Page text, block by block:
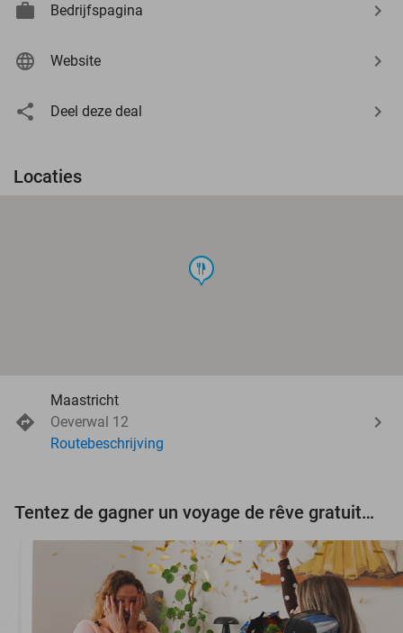
Bedrijfspagina
Website
Deel deze deal
Locaties
food
Maastricht
Oeverwal 12
Routebeschrijving
Tentez de gagner un voyage de rêve gratuit d'une valeur de 3.000 € !